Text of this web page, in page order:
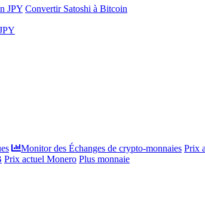
JPY Convertir Satoshi à Bitcoin
Monitor des Échanges de crypto-monnaies Prix
Prix actuel Monero Plus monnaie